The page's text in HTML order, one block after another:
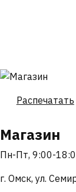
Распечатать
Магазин
Пн-Пт, 9:00-
г. Омск, ул.